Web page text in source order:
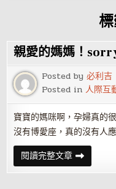
親愛的媽媽！
Posted by必利吉
Posted in人際互
寶寶的媽咪啊，孕婦真的
沒有博愛座，真的沒有人
閱讀完整文章親
愛
的